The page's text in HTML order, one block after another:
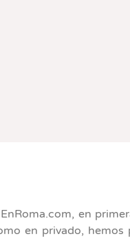
en
en privado,